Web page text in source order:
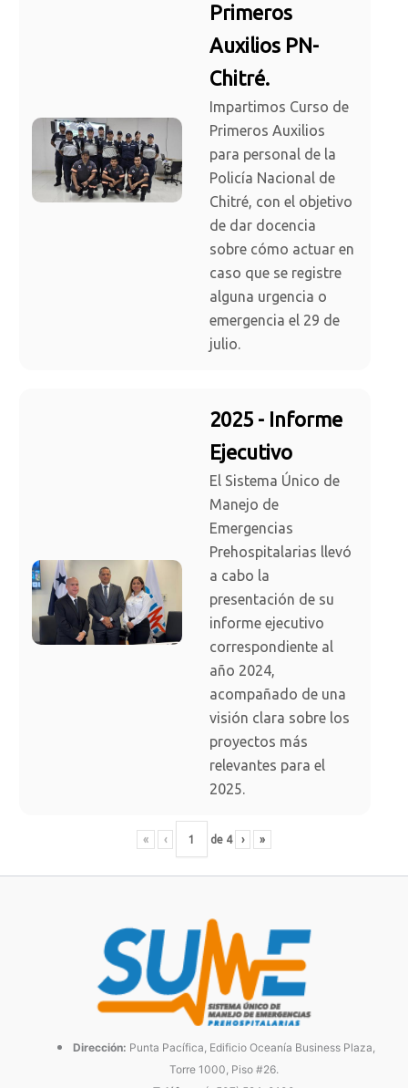
Primeros
Auxilios PN-
Chitré.
Impartimos Curso de
Primeros Auxilios
para personal de la
Policía Nacional de
Chitré, con el objetivo
de dar docencia
sobre cómo actuar en
caso que se registre
alguna urgencia o
emergencia el 29 de
julio.
2025 - Informe
Ejecutivo
El Sistema Único de
Manejo de
Emergencias
Prehospitalarias llevó
a cabo la
presentación de su
informe ejecutivo
correspondiente al
año 2024,
acompañado de una
visión clara sobre los
proyectos más
relevantes para el
2025.
« ‹ de 4 › »
Dirección: Punta Pacífica, Edificio Oceanía Business Plaza,
Torre 1000, Piso #26.